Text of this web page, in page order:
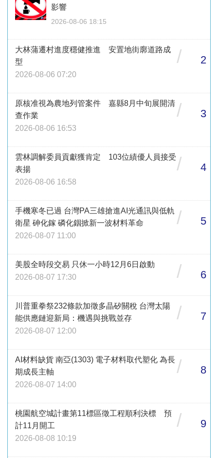
影響
2026-08-06 18:15
大林蒲遷村進度穩健推進 安置地街廓道路成
型
2026-08-06 07:20
/ 2
原核准視為農地列管案件 嘉縣8月中旬展開清
查作業
2026-08-06 16:53
/ 3
雲林調解委員貢獻獲肯定 103位績優人員接受
表揚
2026-08-06 16:58
/ 4
手機寒冬已過 台灣PA三雄搶進AI光通訊與低軌
衛星 砷化鎵 磷化銦掀新一波材料革命
2026-08-07 11:00
/ 5
美股全時段交易 只休一小時12月6日啟動
2026-08-07 17:30
/ 6
川普重拳祭232條款加徵多晶矽關稅 台灣太陽
能供應鏈迎新局：機遇與挑戰並存
2026-08-07 12:00
/ 7
AI材料缺貨 南亞(1303) 電子材料取代塑化 為長
期成長主軸
2026-08-07 14:00
/ 8
桃園航空城計畫第11標區徵工程順利決標 預
計11月開工
2026-08-08 10:19
/ 9